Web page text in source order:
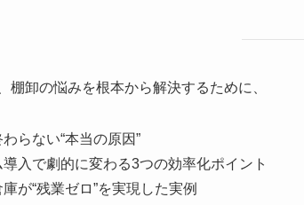
棚卸の悩みを根本から解決するために、
らない“本当の原因”
導入で劇的に変わる3つの効率化ポイント
が“残業ゼロ”を実現した実例